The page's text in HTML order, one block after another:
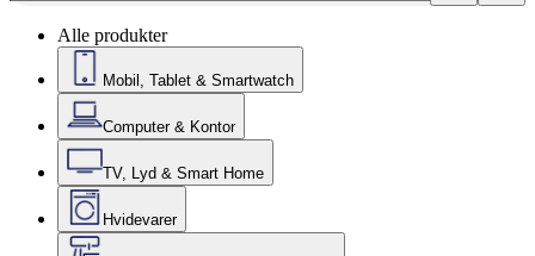
Alle produkter
Mobil, Tablet & Smartwatch
Computer & Kontor
TV, Lyd & Smart Home
Hvidevarer